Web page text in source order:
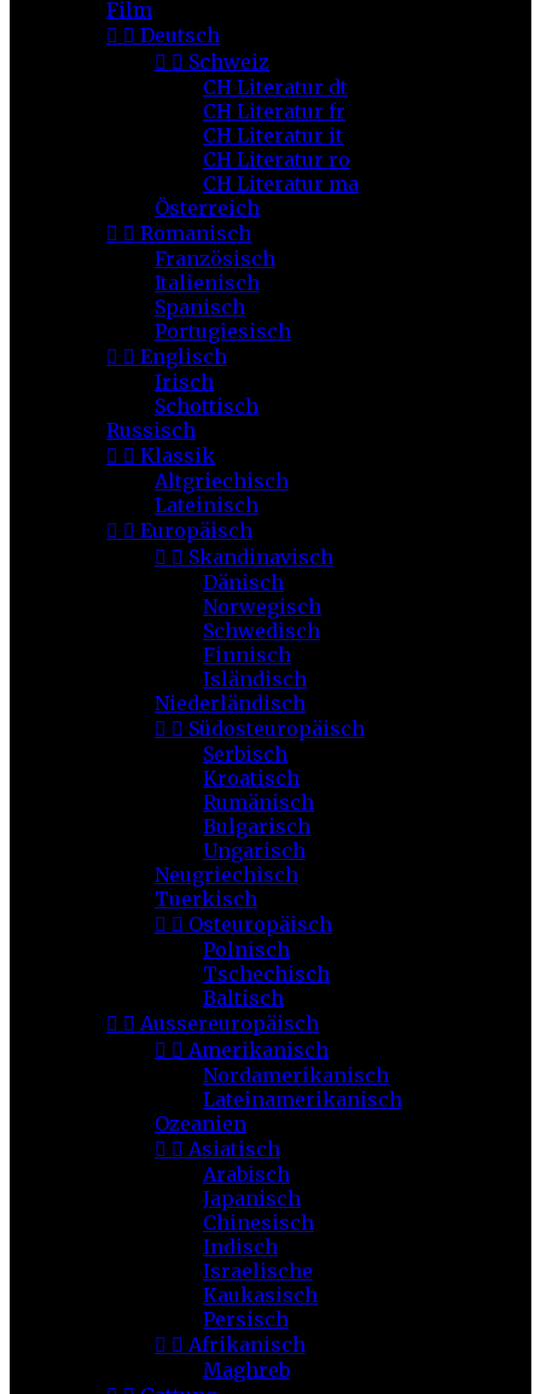
Film
  Deutsch
  Schweiz
CH Literatur dt
CH Literatur fr
CH Literatur it
CH Literatur ro
CH Literatur ma
Österreich
  Romanisch
Französisch
Italienisch
Spanisch
Portugiesisch
  Englisch
Irisch
Schottisch
Russisch
  Klassik
Altgriechisch
Lateinisch
  Europäisch
  Skandinavisch
Dänisch
Norwegisch
Schwedisch
Finnisch
Isländisch
Niederländisch
  Südosteuropäisch
Serbisch
Kroatisch
Rumänisch
Bulgarisch
Ungarisch
Neugriechisch
Tuerkisch
  Osteuropäisch
Polnisch
Tschechisch
Baltisch
  Aussereuropäisch
  Amerikanisch
Nordamerikanisch
Lateinamerikanisch
Ozeanien
  Asiatisch
Arabisch
Japanisch
Chinesisch
Indisch
Israelische
Kaukasisch
Persisch
  Afrikanisch
Maghreb